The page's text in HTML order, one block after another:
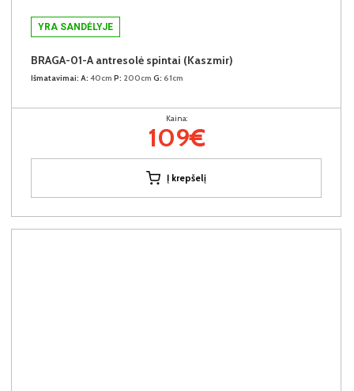
YRA SANDĖLYJE
BRAGA-01-A antresolė spintai (Kaszmir)
Išmatavimai: A: 40cm P: 200cm G: 61cm
Kaina:
109€
Į krepšelį